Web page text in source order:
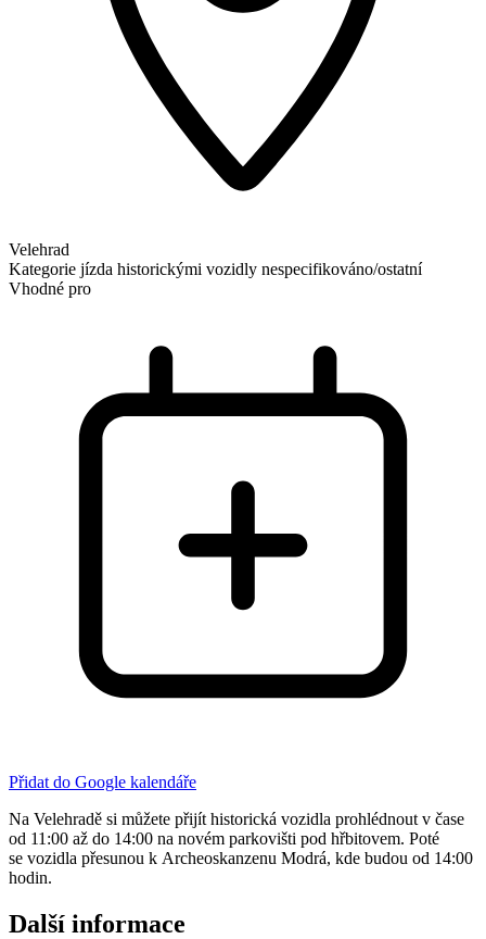
Velehrad
Kategorie jízda historickými vozidly nespecifikováno/ostatní
Vhodné pro
Přidat do Google kalendáře
Na Velehradě si můžete přijít historická vozidla prohlédnout v čase
od 11:00 až do 14:00 na novém parkovišti pod hřbitovem. Poté
se vozidla přesunou k Archeoskanzenu Modrá, kde budou od 14:00
hodin.
Další informace